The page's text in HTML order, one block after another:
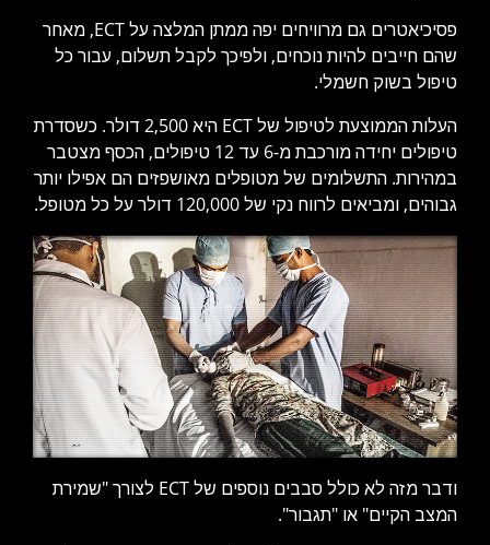
פסיכיאטרים גם מרוויחים יפה ממתן המלצה על ECT, מאחר
שהם חייבים להיות נוכחים, ולפיכך לקבל תשלום, עבור כל
טיפול בשוק חשמלי.
העלות הממוצעת לטיפול של ECT היא 2,500 דולר. כשסדרת
טיפולים יחידה מורכבת מ-6 עד 12 טיפולים, הכסף מצטבר
במהירות. התשלומים של מטופלים מאושפזים הם אפילו יותר
גבוהים, ומביאים לרווח נקי של 120,000 דולר על כל מטופל.
ודבר מזה לא כולל סבבים נוספים של ECT לצורך "שמירת
המצב הקיים" או "תגבור".
הורדה ללא תשלום